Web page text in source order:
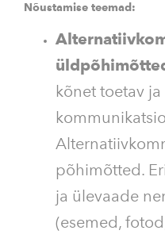
Nõustamise teemad:
kõnet toetav
põhimõtted.
ja ülevaade
(esemed,